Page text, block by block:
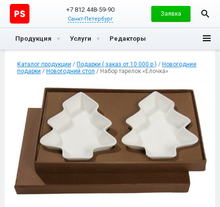
+7 812 448-59-90
Санкт-Петербург
Заявка
Продукция Услуги Редакторы
Каталог продукции / Подарки ( заказ от 10 000 р ) / Новогодние
подарки / Новогодний стол / Набор тарелок «Елочка»